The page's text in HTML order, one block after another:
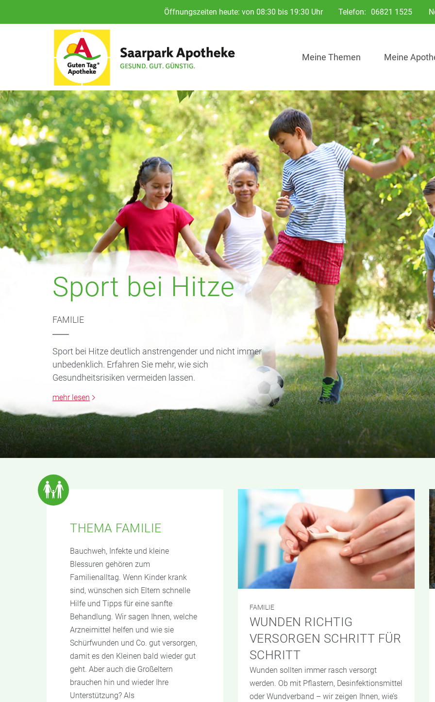
Öffnungszeiten heute: von 08:30 bis 19:30 Uhr Telefon: 06821 1525
Meine Themen Meine
Sport bei Hitze
FAMILIE
Sport bei Hitze deutlich anstrengender und nicht immer
unbedenklich. Erfahren Sie mehr, wie sich
Gesundheitsrisiken vermeiden lassen.
mehr lesen
THEMA FAMILIE
Bauchweh, Infekte und kleine
Blessuren gehören zum
Familienalltag. Wenn Kinder krank
sind, wünschen sich Eltern schnelle
Hilfe und Tipps für eine sanfte
Behandlung. Wir sagen Ihnen, welche
Arzneimittel helfen und wie sie
Schürfwunden und Co. gut versorgen,
damit es den Kleinen bald wieder gut
geht. Aber auch die Großeltern
brauchen hin und wieder Ihre
Unterstützung? Als
FAMILIE
WUNDEN RICHTIG
VERSORGEN SCHRITT FÜR
SCHRITT
Wunden sollten immer rasch versorgt
werden. Ob mit Pflastern, Desinfektionsmittel
oder Wundverband – wir zeigen Ihnen, wie’s